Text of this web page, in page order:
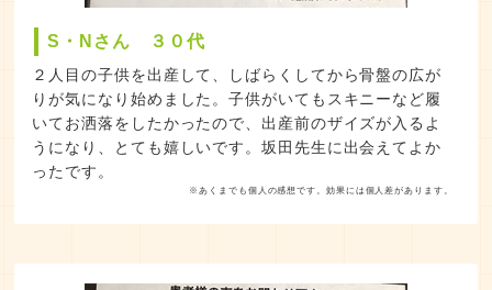
S・Nさん ３０代
２人目の子供を出産して、しばらくしてから骨盤の広が
りが気になり始めました。子供がいてもスキニーなど履
いてお洒落をしたかったので、出産前のザイズが入るよ
うになり、とても嬉しいです。坂田先生に出会えてよか
ったです。
※あくまでも個人の感想です。効果には個人差があります。